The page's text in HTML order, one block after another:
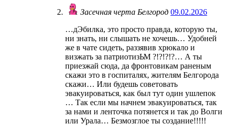
Засечная черта Белгород 09.02.2026
…дЭбилка, это просто правда, которую ты,
ни знать, ни слышать не хочешь… Удобней
же в чате сидеть, раззявив хрюкало и
визжать за патриотизЬМ ?!?!?!?… А ты
приезжай сюда, да фронтовикам раненым
скажи это в госпиталях, жителям Белгорода
скажи… Или будешь советовать
эвакуироваться, как был тут один ушлепок
… Так если мы начнем эвакуироваться, так
за нами и ленточка потянется и так до Волги
или Урала… Безмозглое ты создание!!!!!